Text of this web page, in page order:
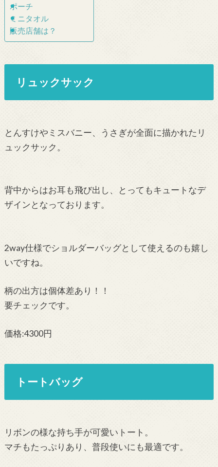
ポーチ
ミニタオル
販売店舗は？
リュックサック
とんすけやミスバニー、うさぎが全面に描かれたリ
ュックサック。
背中からはお耳も飛び出し、とってもキュートなデ
ザインとなっております。
2way仕様でショルダーバッグとして使えるのも嬉し
いですね。
柄の出方は個体差あり！！
要チェックです。
価格:4300円
トートバッグ
リボンの様な持ち手が可愛いトート。
マチもたっぷりあり、普段使いにも最適です。